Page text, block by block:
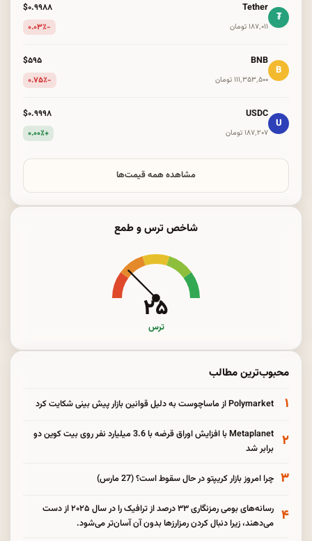
₮
Tether
۱۸۷٬۰۱۱ تومان
$۰.۹۹۸۸
-۰.۰۳٪
B
BNB
۱۱۱٬۳۵۳٬۵۰۰ تومان
$۵۹۵
-۰.۷۵٪
U
USDC
۱۸۷٬۲۰۷ تومان
$۰.۹۹۹۸
+۰.۰۰٪
مشاهده همه قیمت‌ها
شاخص ترس و طمع
۲۵
ترس
محبوب‌ترین مطالب
۱ Polymarket از ماساچوست به دلیل قوانین بازار پیش بینی شکایت کرد
۲
Metaplanet با افزایش اوراق قرضه با 3.6 میلیارد نفر روی بیت کوین دو
برابر شد
۳ چرا امروز بازار کریپتو در حال سقوط است؟ (27 مارس)
۴
رسانه‌های بومی رمزنگاری ۳۳ درصد از ترافیک را در سال ۲۰۲۵ از دست
می‌دهند، زیرا دنبال کردن رمزارزها بدون آن آسان‌تر می‌شود.